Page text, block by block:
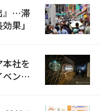
』…滞
果」
社を
ント